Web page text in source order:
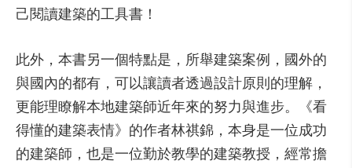
己閱讀建築的工具書！
此外，本書另一個特點是，所舉建築案例，國外的
與國內的都有，可以讓讀者透過設計原則的理解，
更能理瞭解本地建築師近年來的努力與進步。《看
得懂的建築表情》的作者林祺錦，本身是一位成功
的建築師，也是一位勤於教學的建築教授，經常擔